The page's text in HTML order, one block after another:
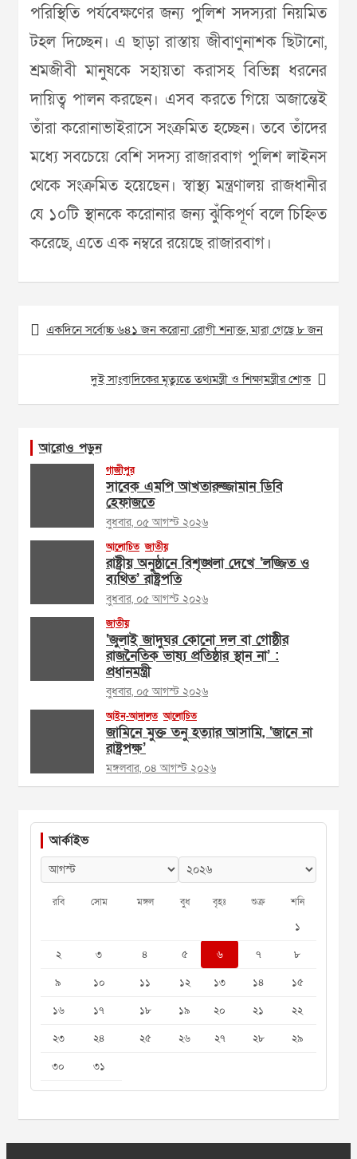
পরিস্থিতি পর্যবেক্ষণের জন্য পুলিশ সদস্যরা নিয়মিত
টহল দিচ্ছেন। এ ছাড়া রাস্তায় জীবাণুনাশক ছিটানো,
শ্রমজীবী মানুষকে সহায়তা করাসহ বিভিন্ন ধরনের
দায়িত্ব পালন করছেন। এসব করতে গিয়ে অজান্তেই
তাঁরা করোনাভাইরাসে সংক্রমিত হচ্ছেন। তবে তাঁদের
মধ্যে সবচেয়ে বেশি সদস্য রাজারবাগ পুলিশ লাইনস
থেকে সংক্রমিত হয়েছেন। স্বাস্থ্য মন্ত্রণালয় রাজধানীর
যে ১০টি স্থানকে করোনার জন্য ঝুঁকিপূর্ণ বলে চিহ্নিত
করেছে, এতে এক নম্বরে রয়েছে রাজারবাগ।
Post
navigation
একদিনে সর্বোচ্চ ৬৪১ জন করোনা রোগী শনাক্ত, মারা গেছে ৮ জন
দুই সাংবাদিকের মৃত্যুতে তথ্যমন্ত্রী ও শিক্ষামন্ত্রীর শোক
আরোও পড়ুন
গাজীপুর
সাবেক এমপি আখতারুজ্জামান ডিবি
হেফাজতে
বুধবার, ০৫ আগস্ট ২০২৬
আলোচিত জাতীয়
রাষ্ট্রীয় অনুষ্ঠানে বিশৃঙ্খলা দেখে ‘লজ্জিত ও
ব্যথিত’ রাষ্ট্রপতি
বুধবার, ০৫ আগস্ট ২০২৬
জাতীয়
‘জুলাই জাদুঘর কোনো দল বা গোষ্ঠীর
রাজনৈতিক ভাষ্য প্রতিষ্ঠার স্থান না’ :
প্রধানমন্ত্রী
বুধবার, ০৫ আগস্ট ২০২৬
আইন-আদালত আলোচিত
জামিনে মুক্ত তনু হত্যার আসামি, ‘জানে না
রাষ্ট্রপক্ষ’
মঙ্গলবার, ০৪ আগস্ট ২০২৬
আর্কাইভ
রবি সোম মঙ্গল বুধ বৃহঃ শুক্র শনি
১
২
৩ ৪ ৫ ৬ ৭
৮
৯
১০ ১১ ১২ ১৩ ১৪
১৫
১৬
১৭ ১৮ ১৯ ২০ ২১
২২
২৩
২৪ ২৫ ২৬ ২৭ ২৮
২৯
৩০
৩১